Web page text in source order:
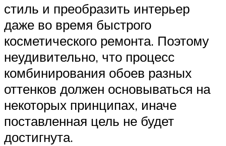
стиль и преобразить интерьер
даже во время быстрого
косметического ремонта. Поэтому
неудивительно, что процесс
комбинирования обоев разных
оттенков должен основываться на
некоторых принципах, иначе
поставленная цель не будет
достигнута.